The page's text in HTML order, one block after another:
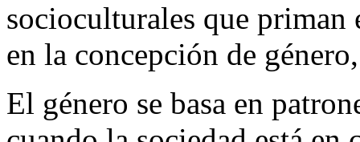
socioculturales que
en la concepción de
El género se basa en